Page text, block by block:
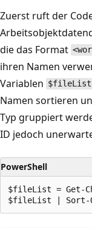
Zuerst ruft der
die das Format
ihren Namen
Variablen $fileList
Namen sortieren
Typ gruppiert
ID jedoch
PowerShell
$fileList = Get-